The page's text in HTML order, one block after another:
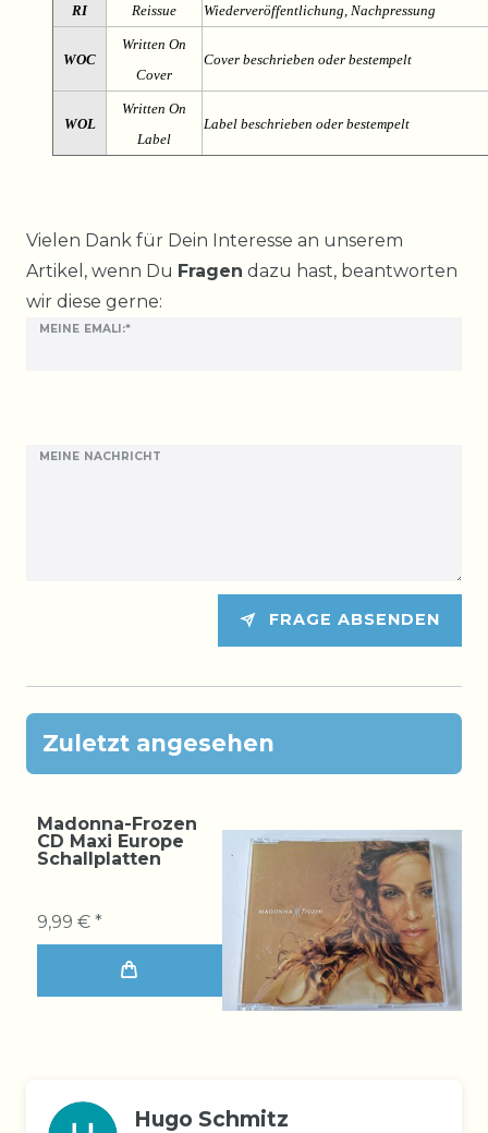
RI Reissue Wiederveröffentlichung, Nachpressung
WOC
Written On
Cover
Cover beschrieben oder bestempelt
WOL
Written On
Label
Label beschrieben oder bestempelt
Vielen Dank für Dein Interesse an unserem
Artikel, wenn Du Fragen dazu hast, beantworten
wir diese gerne:
MEINE EMALI:*
MEINE NACHRICHT
Ceres::Template.mailFormHoneypotLabel
FRAGE ABSENDEN
Zuletzt angesehen
Madonna-Frozen
CD Maxi Europe
Schallplatten
9,99 € *
Hugo Schmitz